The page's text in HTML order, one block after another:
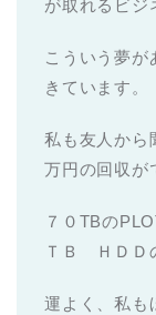
が取れるビジ
こういう夢が
きています。
私も友人から
万円の回収が
７０TBの
ＴＢ ＨＤＤ
運よく、私も